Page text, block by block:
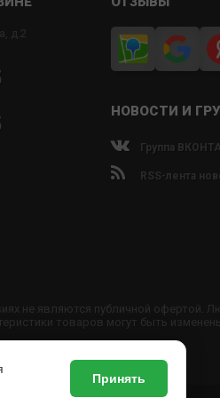
д.2
НОВОСТИ И
Группа
RSS-лента
не являются публичной офертой.
товаров могут быть
Принять